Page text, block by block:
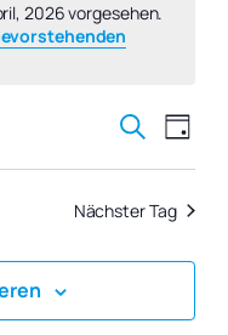
2026 vorgesehen.
Suche
und
Suche
Tag
Nächster Tag